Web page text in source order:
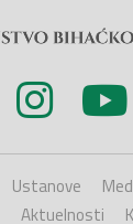
Ustanove
Aktuelnosti